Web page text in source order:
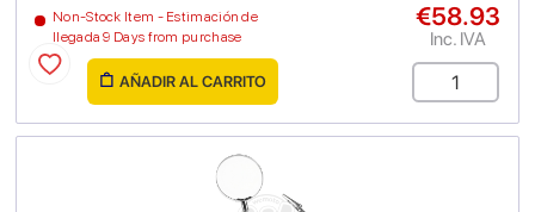
Non-Stock Item - Estimación de
llegada 9 Days from purchase
€58.93
Inc. IVA
AÑADIR AL CARRITO